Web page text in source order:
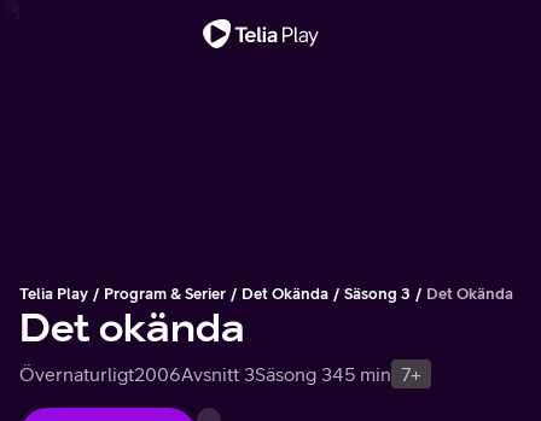
Telia Play Program & Serier Det Okända Säsong 3 Det Okända
Det okända
Övernaturligt2006Avsnitt 3Säsong 345 min 7+